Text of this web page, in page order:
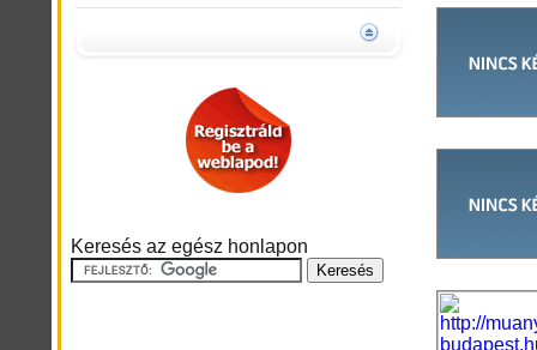
Keresés az egész honlapon